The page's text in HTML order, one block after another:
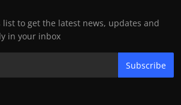
list to get the latest news, updates and
in your inbox
Subscribe